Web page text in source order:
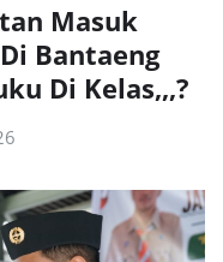
Masuk
Bantaeng
Di Kelas,,,?